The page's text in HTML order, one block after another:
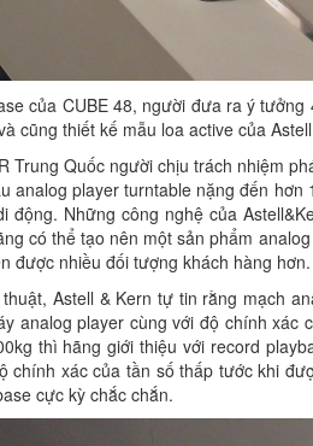
của CUBE 48, người đưa ra ý
cũng thiết kế mẫu loa active của
Trung Quốc người chịu trách nhiệm
analog player turntable nặng đến
động. Những công nghệ của
có thể tạo nên một sản phẩm
được nhiều đối tượng khách hàng hơn.
Astell & Kern tự tin rằng mạch
analog player cùng với độ chính
thì hãng giới thiệu với record
chính xác của tần số thấp tước khi
cực kỳ chắc chắn.